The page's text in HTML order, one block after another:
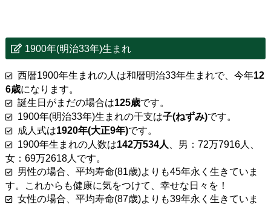
1900年(明治33年)生まれ
西暦1900年生まれの人は和暦明治33年生まれで、今年12
6歳になります。
誕生日がまだの場合は125歳です。
1900年(明治33年)生まれの干支は子(ねずみ)です。
成人式は1920年(大正9年)です。
1900年生まれの人数は142万534人 、男：72万7916人、
女：69万2618人です。
男性の場合、平均寿命(81歳)よりも45年永く生きていま
す。これからも健康に気をつけて、幸せな日々を！
女性の場合、平均寿命(87歳)よりも39年永く生きていま